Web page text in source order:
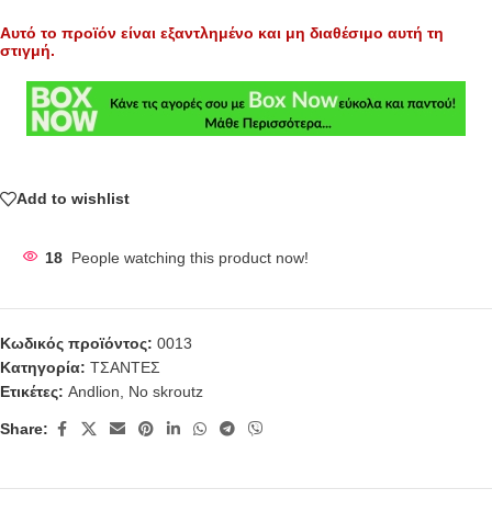
Αυτό το προϊόν είναι εξαντλημένο και μη διαθέσιμο αυτή τη
στιγμή.
Add to wishlist
18 People watching this product now!
Κωδικός προϊόντος: 0013
Κατηγορία: ΤΣΑΝΤΕΣ
Ετικέτες: Andlion No skroutz
Share: